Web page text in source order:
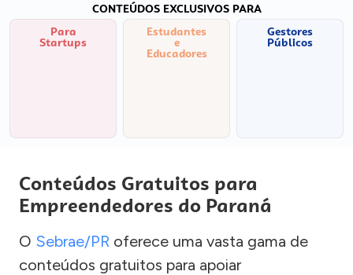
CONTEÚDOS EXCLUSIVOS PARA
Para
Startups
Estudantes
e
Educadores
Gestores
Públicos
Conteúdos Gratuitos para
Empreendedores do Paraná
O Sebrae/PR oferece uma vasta gama de
conteúdos gratuitos para apoiar